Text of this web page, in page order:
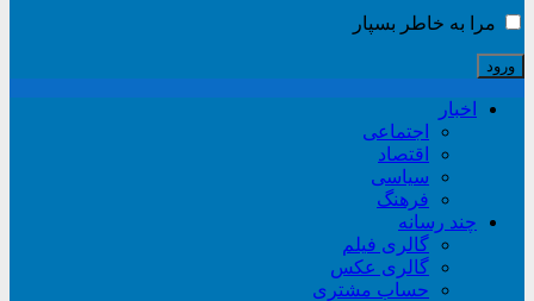
مرا به خاطر بسپار
اخبار
اجتماعی
اقتصاد
سیاسی
فرهنگ
چند رسانه
گالری فیلم
گالری عکس
حساب مشتری